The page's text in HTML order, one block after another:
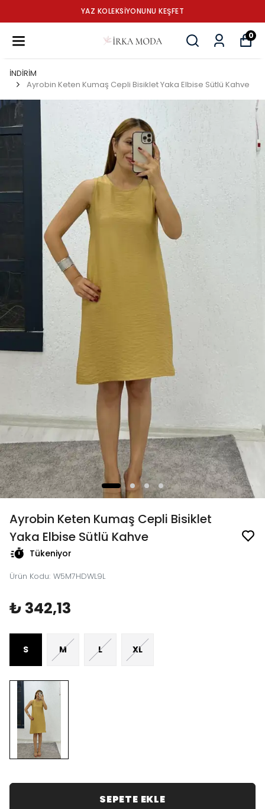
YAZ KOLEKSİYONUNU KEŞFET
0
İNDİRİM
Ayrobin Keten Kumaş Cepli Bisiklet Yaka Elbise Sütlü Kahve
Ayrobin Keten Kumaş Cepli Bisiklet
Yaka Elbise Sütlü Kahve
Tükeniyor
Ürün Kodu: W5M7HDWL9L
₺ 342,13
S M L XL
SEPETE EKLE